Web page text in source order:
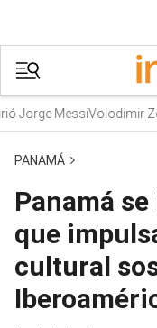
Jorge MessiVolodimir
PANAMÁ
Panamá
que
cultural